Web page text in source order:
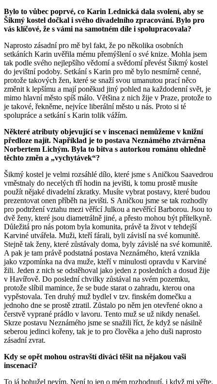
Bylo to vůbec poprvé, co Karin Lednická dala svolení, aby se
Šikmý kostel dočkal i svého divadelního zpracování. Bylo pro
vás klíčové, že s vámi na samotném díle i spolupracovala?
Naprosto zásadní pro mě byl fakt, že po několika osobních
setkáních Karin uvěřila mému přemýšlení o své knize. Mohla jsem
tak podle svého nejlepšího vědomí a svědomí převést Šikmý kostel
do jevištní podoby. Setkání s Karin pro mě bylo nesmírně cenné,
protože takových žen, které se snaží svou umanutou prací něco
změnit k lepšímu a mají poněkud jiný pohled na každodenní svět, je
mimo hlavní město spíš málo. Většina z nich žije v Praze, protože to
je takové, řekněme, nejvíce liberální město u nás. Proto si té
spolupráce a setkání s Karin tolik vážím.
Některé atributy objevující se v inscenaci nemůžeme v knižní
předloze najít. Například je to postava Neznámého ztvárněna
Norbertem Lichým. Byla to bitva s autorkou románu ohledně
těchto změn a „vychytávek“?
Šikmý kostel je velmi rozsáhlé dílo, které jsme s Aničkou Saavedrou
vměstnaly do necelých tří hodin na jevišti, k tomu prostě musíte
použít nějaké divadelní zkratky. Musíte vybrat postavy, které budou
prezentovat onen příběh na jevišti. S Aničkou jsme se tak rozhodly
pro podtržení vztahu mezi věřící Julkou a nevěřící Barborou. Jsou to
dvě ženy, které jsou diametrálně jiné, a přesto mohou být přítelkyně.
Důležitá pro nás potom byla komunita, právě ta život v tehdejší
Karviné utvářela. Muži, kteří fárali, byli závislí na své komunitě.
Stejně tak ženy, které zůstávaly doma, byly závislé na své komunitě.
A pak je tam právě podstatná postava Neznámého, která vznikla
jako vzpomínka na dva muže, kteří v minulosti opravdu v Karviné
žili. Jeden z nich se odstěhoval jako jeden z posledních a dosud žije
v Havířově. Do poslední chvilky zůstával na svém pozemku,
protože slíbil mamince, že se bude starat o zahradu, kterou ona
vypěstovala. Ten druhý muž bydlel v tzv. finském domečku a
jednoho dne se prostě ztratil. Zůstalo po něm jen otevřené okno a
čerstvě vyprané prádlo v lavoru. Tento muž se už nikdy nenašel.
Skrze postavu Neznámého jsme se snažili říct, že když se násilně
seberou jedinci kořeny, tak je to pro člověka a jeho duši naprosto
zásadní zvrat.
Kdy se opět mohou ostravští diváci těšit na nějakou vaši
inscenaci?
To já bohužel nevím. Není to jen o mém rozhodnutí, i když mi věřte,